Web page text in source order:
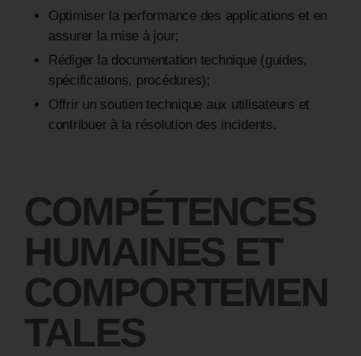
Optimiser la performance des applications et en
assurer la mise à jour;
Rédiger la documentation technique (guides,
spécifications, procédures);
Offrir un soutien technique aux utilisateurs et
contribuer à la résolution des incidents.
COMPÉTENCES
HUMAINES ET
COMPORTEMEN
TALES